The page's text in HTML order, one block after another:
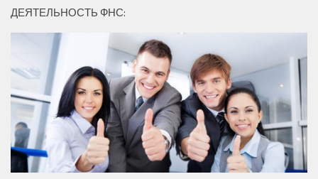
ДЕЯТЕЛЬНОСТЬ ФНС: